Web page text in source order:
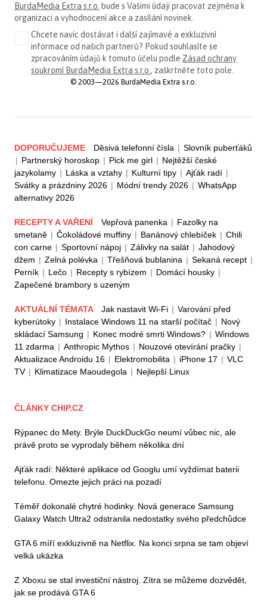
BurdaMedia Extra s.r.o. bude s Vašimi údaji pracovat zejména k
organizaci a vyhodnocení akce a zasílání novinek.
Chcete navíc dostávat i další zajímavé a exkluzivní
informace od našich partnerů? Pokud souhlasíte se
zpracováním údajů k tomuto účelu podle Zásad ochrany
soukromí BurdaMedia Extra s.r.o. , zaškrtněte toto pole.
© 2003—2026 BurdaMedia Extra s.r.o.
DOPORUČUJEME Děsivá telefonní čísla | Slovník puberťáků
| Partnerský horoskop | Pick me girl | Nejtěžší české
jazykolamy | Láska a vztahy | Kulturní tipy | Ajťák radí |
Svátky a prázdniny 2026 | Módní trendy 2026 | WhatsApp
alternativy 2026
RECEPTY A VAŘENÍ Vepřová panenka | Fazolky na
smetaně | Čokoládové muffiny | Banánový chlebíček | Chili
con carne | Sportovní nápoj | Zálivky na salát | Jahodový
džem | Zelná polévka | Třešňová bublanina | Sekaná recept |
Perník | Lečo | Recepty s rybízem | Domácí housky |
Zapečené brambory s uzeným
AKTUÁLNÍ TÉMATA Jak nastavit Wi-Fi | Varování před
kyberútoky | Instalace Windows 11 na starší počítač | Nový
skládací Samsung | Konec modré smrti Windows? | Windows
11 zdarma | Anthropic Mythos | Nouzové otevírání pračky |
Aktualizace Androidu 16 | Elektromobilita | iPhone 17 | VLC
TV | Klimatizace Maoudegola | Nejlepší Linux
ČLÁNKY CHIP.CZ
Rýpanec do Mety. Brýle DuckDuckGo neumí vůbec nic, ale
právě proto se vyprodaly během několika dní
Ajťák radí: Některé aplikace od Googlu umí vyždímat baterii
telefonu. Omezte jejich práci na pozadí
Téměř dokonalé chytré hodinky. Nová generace Samsung
Galaxy Watch Ultra2 odstranila nedostatky svého předchůdce
GTA 6 míří exkluzivně na Netflix. Na konci srpna se tam objeví
velká ukázka
Z Xboxu se stal investiční nástroj. Zítra se můžeme dozvědět,
jak se prodává GTA 6